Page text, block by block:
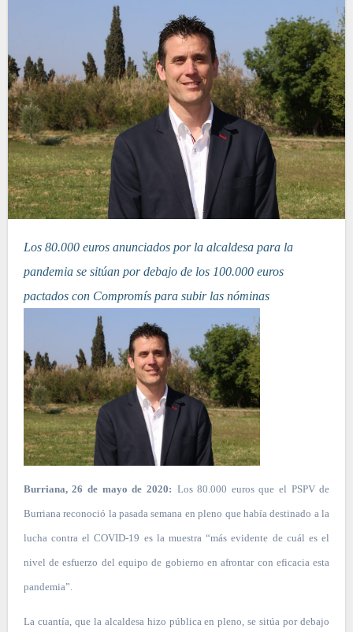
Los 80.000 euros anunciados por la alcaldesa para la
pandemia se sitúan por debajo de los 100.000 euros
pactados con Compromís para subir las nóminas
Burriana, 26 de mayo de 2020: Los 80.000 euros que el PSPV de
Burriana reconoció la pasada semana en pleno que había destinado a la
lucha contra el COVID-19 es la muestra “más evidente de cuál es el
nivel de esfuerzo del equipo de gobierno en afrontar con eficacia esta
pandemia”.
La cuantía, que la alcaldesa hizo pública en pleno, se sitúa por debajo